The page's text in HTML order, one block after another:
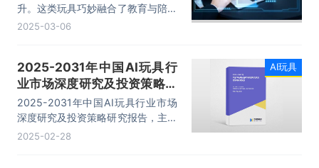
升。这类玩具巧妙融合了教育与陪伴
功能，正逐步成长为具有高付费意
121.43亿美元。
2025-03-06
2025-2031年中国AI玩具行
业市场深度研究及投资策略研
究报告
2025-2031年中国AI玩具行业市场
深度研究及投资策略研究报告，主要
包括行业竞争形势及策略、重点企业
2025-02-28
AI玩具